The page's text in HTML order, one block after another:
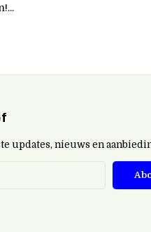
updates, nieuws en